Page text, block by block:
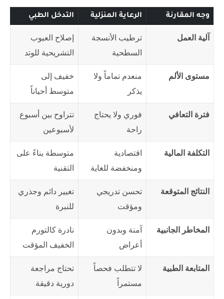
وجه المقارنة الرعاية المنزلية التدخل الطبي
آلية العمل
ترطيب الأنسجة
السطحية
إصلاح العيوب
التشريحية للوتد
مستوى الألم
منعدم تماماً ولا
يذكر
خفيف إلى
متوسط أحياناً
فترة التعافي
فوري ولا يحتاج
راحة
تتراوح بين أسبوع
لأسبوعين
التكلفة المالية
اقتصادية
ومنخفضة للغاية
متوسطة بناءً على
التقنية
النتائج المتوقعة
تحسن تدريجي
ومؤقت
تغيير دائم وجذري
للنبرة
المخاطر الجانبية
آمنة وبدون
أعراض
نادرة كالتورم
الخفيف المؤقت
المتابعة الطبية
لا تتطلب فحصاً
مستمراً
تحتاج مراجعة
دورية دقيقة